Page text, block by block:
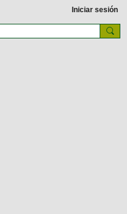
Iniciar sesión